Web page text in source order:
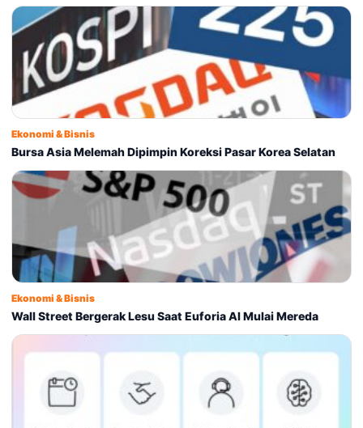
Ekonomi & Bisnis
Bursa Asia Melemah Dipimpin Koreksi Pasar Korea Selatan
Ekonomi & Bisnis
Wall Street Bergerak Lesu Saat Euforia AI Mulai Mereda